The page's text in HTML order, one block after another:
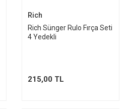
Rich
Rich Sünger Rulo Fırça Seti
4 Yedekli
215,00 TL